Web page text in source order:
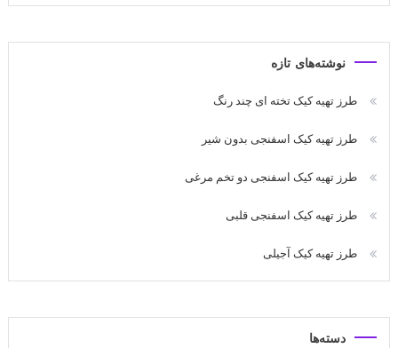
نوشته‌های تازه
طرز تهیه کیک تخته ای چند رنگ
طرز تهیه کیک اسفنجی بدون شیر
طرز تهیه کیک اسفنجی دو تخم مرغی
طرز تهیه کیک اسفنجی قلبی
طرز تهیه کیک آجیلی
دسته‌ها